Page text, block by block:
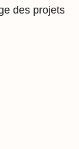
des projets